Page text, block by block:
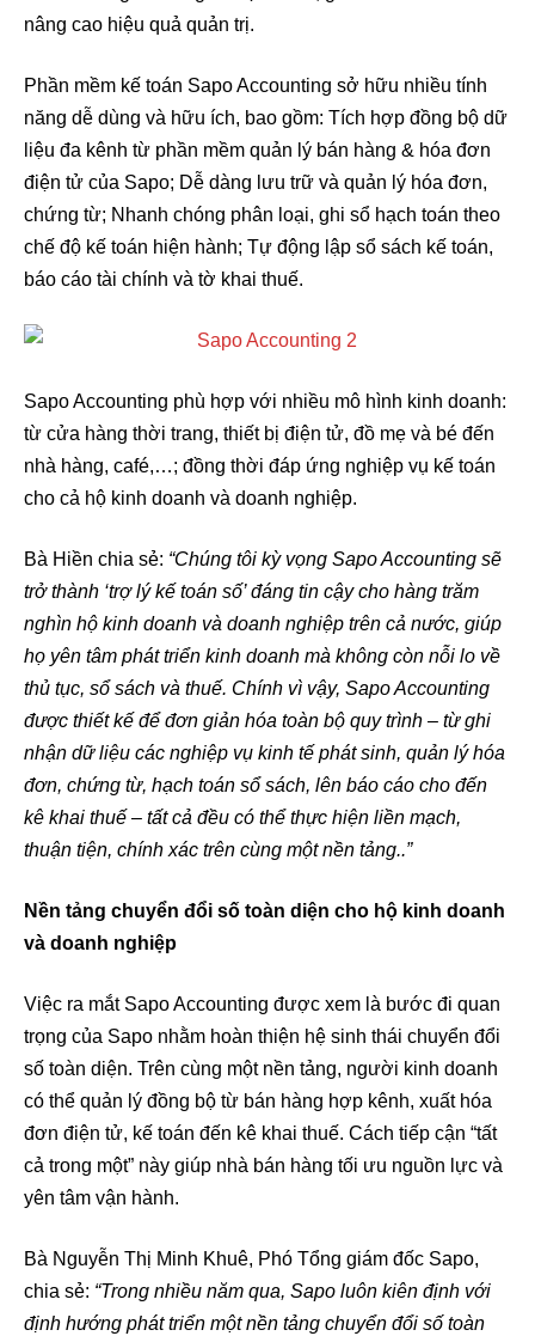
nâng cao hiệu quả quản trị.
Phần mềm kế toán Sapo Accounting sở hữu nhiều tính
năng dễ dùng và hữu ích, bao gồm: Tích hợp đồng bộ dữ
liệu đa kênh từ phần mềm quản lý bán hàng & hóa đơn
điện tử của Sapo; Dễ dàng lưu trữ và quản lý hóa đơn,
chứng từ; Nhanh chóng phân loại, ghi sổ hạch toán theo
chế độ kế toán hiện hành; Tự động lập sổ sách kế toán,
báo cáo tài chính và tờ khai thuế.
Sapo Accounting phù hợp với nhiều mô hình kinh doanh:
từ cửa hàng thời trang, thiết bị điện tử, đồ mẹ và bé đến
nhà hàng, café,…; đồng thời đáp ứng nghiệp vụ kế toán
cho cả hộ kinh doanh và doanh nghiệp.
Bà Hiền chia sẻ: “Chúng tôi kỳ vọng Sapo Accounting sẽ
trở thành ‘trợ lý kế toán số’ đáng tin cậy cho hàng trăm
nghìn hộ kinh doanh và doanh nghiệp trên cả nước, giúp
họ yên tâm phát triển kinh doanh mà không còn nỗi lo về
thủ tục, sổ sách và thuế. Chính vì vậy, Sapo Accounting
được thiết kế để đơn giản hóa toàn bộ quy trình – từ ghi
nhận dữ liệu các nghiệp vụ kinh tế phát sinh, quản lý hóa
đơn, chứng từ, hạch toán sổ sách, lên báo cáo cho đến
kê khai thuế – tất cả đều có thể thực hiện liền mạch,
thuận tiện, chính xác trên cùng một nền tảng..”
Nền tảng chuyển đổi số toàn diện cho hộ kinh doanh
và doanh nghiệp
Việc ra mắt Sapo Accounting được xem là bước đi quan
trọng của Sapo nhằm hoàn thiện hệ sinh thái chuyển đổi
số toàn diện. Trên cùng một nền tảng, người kinh doanh
có thể quản lý đồng bộ từ bán hàng hợp kênh, xuất hóa
đơn điện tử, kế toán đến kê khai thuế. Cách tiếp cận “tất
cả trong một” này giúp nhà bán hàng tối ưu nguồn lực và
yên tâm vận hành.
Bà Nguyễn Thị Minh Khuê, Phó Tổng giám đốc Sapo,
chia sẻ: “Trong nhiều năm qua, Sapo luôn kiên định với
định hướng phát triển một nền tảng chuyển đổi số toàn